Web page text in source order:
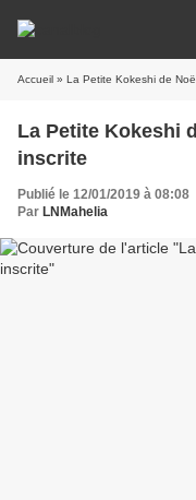
Accueil » La Petite Kokeshi de
La Petite Kokeshi
inscrite
Publié le 12/01/2019 à 08:08
Par LNMahelia